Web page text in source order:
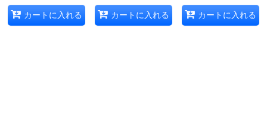
カートに入れる カートに入れる カートに入れる